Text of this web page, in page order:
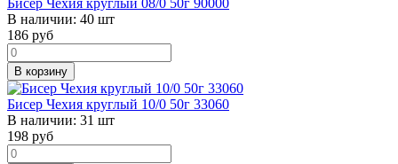
В наличии: 40 шт
186 руб
В корзину
Бисер Чехия круглый 10/0 50г 33060
В наличии: 31 шт
198 руб